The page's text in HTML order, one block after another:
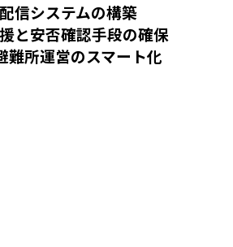
信システムの構築
と安否確認手段の確保
所運営のスマート化